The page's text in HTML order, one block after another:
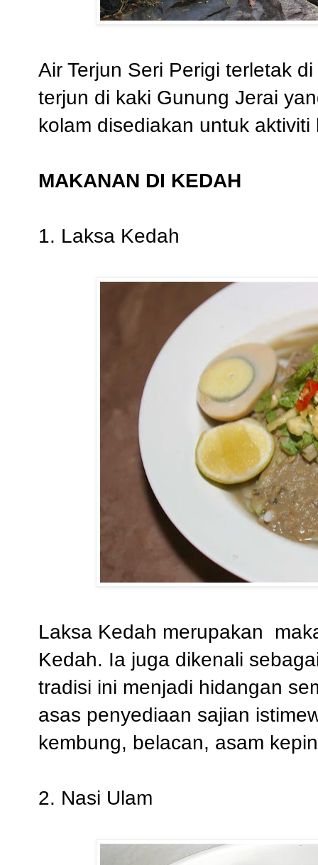
Air Terjun Seri Perigi terletak
terjun di kaki Gunung Jerai
kolam disediakan untuk
MAKANAN DI KEDAH
1. Laksa Kedah
Laksa Kedah merupakan
Kedah. Ia juga dikenali
tradisi ini menjadi hidangan
asas penyediaan sajian
kembung, belacan, asam
2. Nasi Ulam